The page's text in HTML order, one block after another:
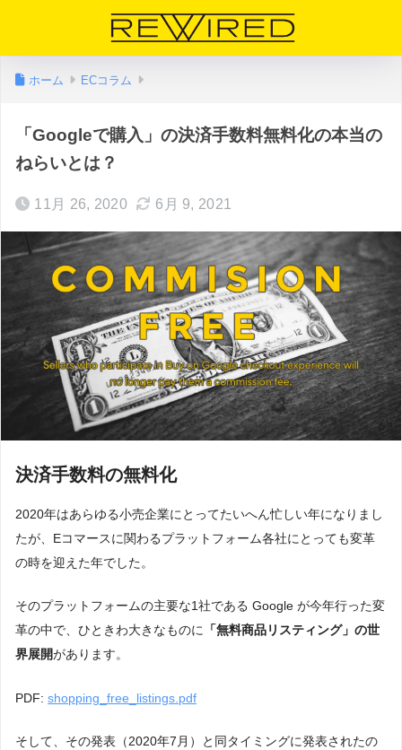
ホーム ECコラム
「Googleで購入」の決済手数料無料化の本当の
ねらいとは？
11月 26, 2020 6月 9, 2021
決済手数料の無料化
2020年はあらゆる小売企業にとってたいへん忙しい年になりまし
たが、Eコマースに関わるプラットフォーム各社にとっても変革
の時を迎えた年でした。
そのプラットフォームの主要な1社である Google が今年行った変
革の中で、ひときわ大きなものに
「無料商品リスティング」の世
界展開があります。
PDF: shopping_free_listings.pdf
そして、その発表（2020年7月）と同タイミングに発表されたの